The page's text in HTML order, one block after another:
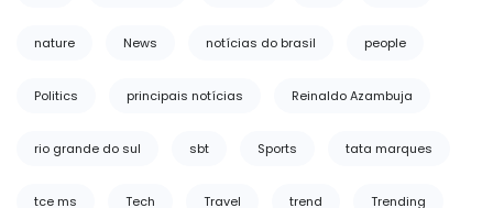
nature News notícias do brasil people
Politics principais notícias Reinaldo Azambuja
rio grande do sul sbt Sports tata marques
tce ms Tech Travel trend Trending